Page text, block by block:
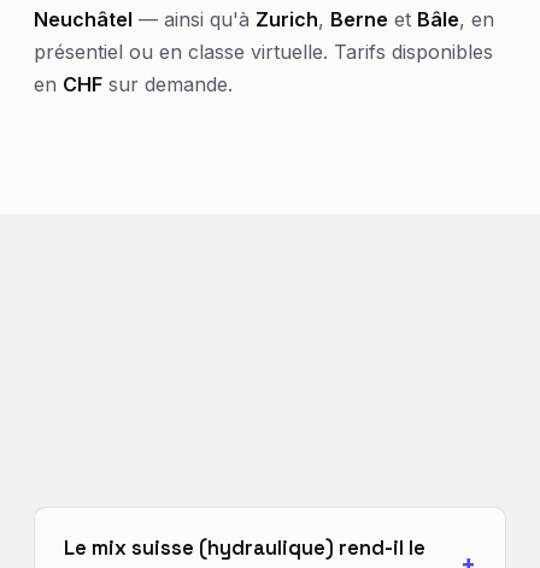
Neuchâtel — ainsi qu'à Zurich, Berne et Bâle, en
présentiel ou en classe virtuelle. Tarifs disponibles
en CHF sur demande.
Le mix suisse (hydraulique) rend-il le